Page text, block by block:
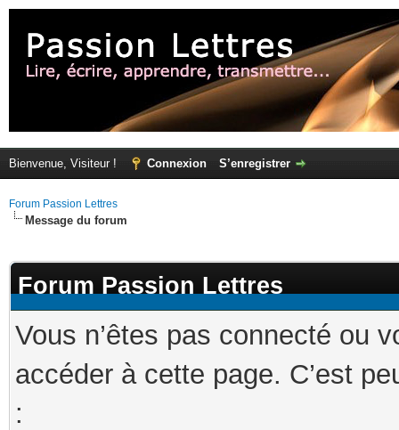
Bienvenue, Visiteur ! Connexion S’enregistrer
Forum Passion Lettres
Message du forum
Forum Passion Lettres
Vous n’êtes pas connecté ou
accéder à cette page. C’est
: